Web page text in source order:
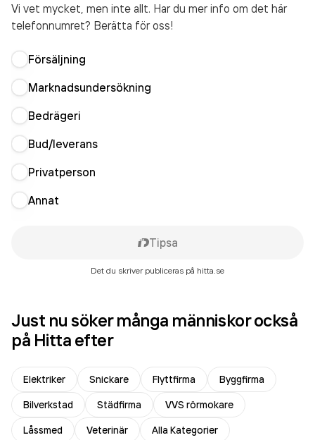
Vi vet mycket, men inte allt. Har du mer info om det här
telefonnumret? Berätta för oss!
Försäljning
Marknadsundersökning
Bedrägeri
Bud/leverans
Privatperson
Annat
Tipsa
Det du skriver publiceras på hitta.se
Just nu söker många människor också
på Hitta efter
Elektriker Snickare Flyttfirma
Byggfirma
Bilverkstad
Städfirma
VVS rörmokare
Låssmed
Veterinär Alla Kategorier